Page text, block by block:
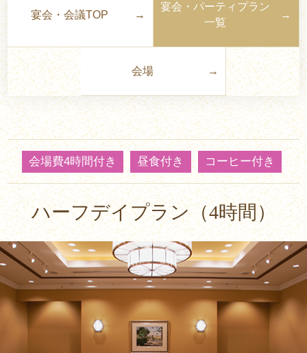
宴会・会議TOP
宴会・パーティプラン
一覧
会場
会場費4時間付き 昼食付き コーヒー付き
ハーフデイプラン（4時間）